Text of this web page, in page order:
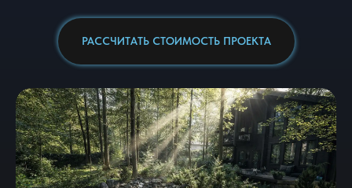
РАССЧИТАТЬ СТОИМОСТЬ ПРОЕКТА